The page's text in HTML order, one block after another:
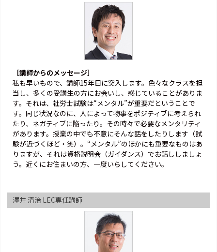
［講師からのメッセージ］
私も早いもので、講師15年目に突入します。色々なクラスを担
当し、多くの受講生の方にお会いし、感じていることがありま
す。それは、社労士試験は“メンタル”が重要だということで
す。同じ状況なのに、人によって物事をポジティブに考えられ
たり、ネガティブに陥ったり。その時々で必要なメンタリティ
があります。授業の中でも不意にそんな話をしたりします（試
験が近づくほど・笑）。“メンタル”のほかにも重要なものはあ
りますが、それは資格説明会（ガイダンス）でお話ししましょ
う。近くにお住まいの方、一度いらしてください。
澤井 清治 LEC専任講師